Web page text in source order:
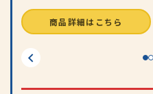
商品詳細はこちら